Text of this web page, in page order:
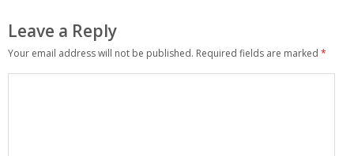
Leave a Reply
Your email address will not be published. Required fields are marked *